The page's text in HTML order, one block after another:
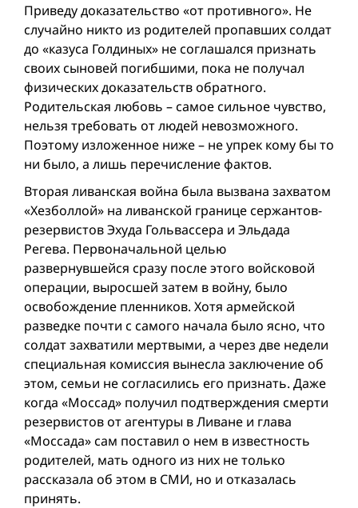
Приведу доказательство «от противного». Не
случайно никто из родителей пропавших солдат
до «казуса Голдиных» не соглашался признать
своих сыновей погибшими, пока не получал
физических доказательств обратного.
Родительская любовь – самое сильное чувство,
нельзя требовать от людей невозможного.
Поэтому изложенное ниже – не упрек кому бы то
ни было, а лишь перечисление фактов.
Вторая ливанская война была вызвана захватом
«Хезболлой» на ливанской границе сержантов-
резервистов Эхуда Гольвассера и Эльдада
Регева. Первоначальной целью
развернувшейся сразу после этого вой­сковой
операции, выросшей затем в войну, было
освобождение пленников. Хотя армейской
разведке почти с самого начала было ясно, что
солдат захватили мертвыми, а через две недели
специальная комиссия вынесла заключение об
этом, семьи не согласились его признать. Даже
когда «Моссад» получил подтверждения смерти
резервистов от агентуры в Ливане и глава
«Моссада» сам поставил о нем в известность
родителей, мать одного из них не только
рассказала об этом в СМИ, но и отказалась
принять.